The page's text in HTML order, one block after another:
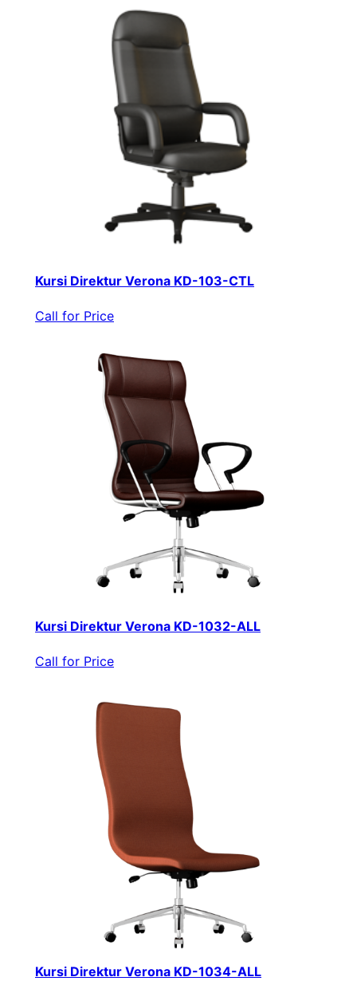
Kursi Direktur Verona KD-103-CTL
Call for Price
Kursi Direktur Verona KD-1032-ALL
Call for Price
Kursi Direktur Verona KD-1034-ALL